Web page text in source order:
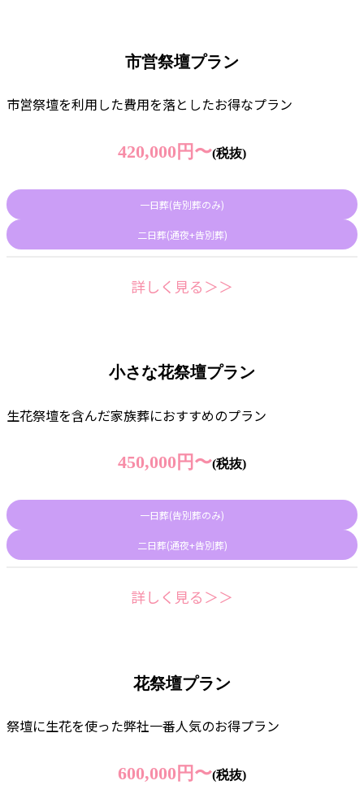
市営祭壇プラン
市営祭壇を利用した費用を落としたお得なプラン
420,000円〜(税抜)
一日葬(告別葬のみ)
二日葬(通夜+告別葬)
詳しく見る＞＞
小さな花祭壇プラン
生花祭壇を含んだ家族葬におすすめのプラン
450,000円〜(税抜)
一日葬(告別葬のみ)
二日葬(通夜+告別葬)
詳しく見る＞＞
花祭壇プラン
祭壇に生花を使った弊社一番人気のお得プラン
600,000円〜(税抜)